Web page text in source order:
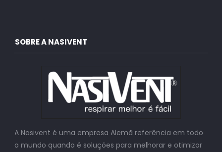
SOBRE A NASIVENT
A Nasivent é uma empresa Alemã referência em todo
o mundo quando é soluções para melhorar e otimizar